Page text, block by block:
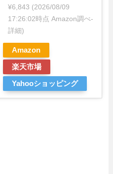
¥6,843 (2026/08/09
17:26:02時点 Amazon調べ-
詳細)
Amazon
楽天市場
Yahooショッピング